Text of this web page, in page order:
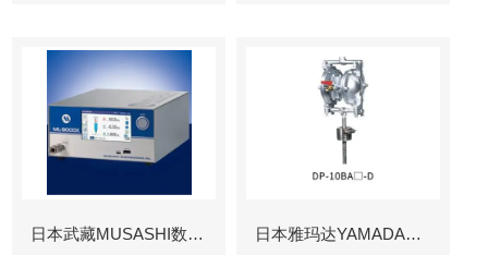
日本武藏MUSASHI数字控制点胶机 日本雅玛达YAMADA往复泵